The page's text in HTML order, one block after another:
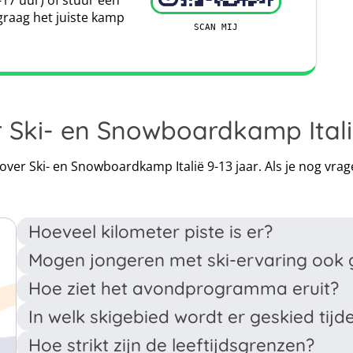
Leaflet|Map data ©OpenStreetMapcontributors
HanseMerkur, een gerenommeerde
maat biedt voor reizigers. Met een uitstekende
we de afgelopen jaren veel klanten veilig op reis
raden je onze 5-sterren premium verzekering aan
internationale ziektekostenverzekering.
het juiste kamp
SCAN MIJ
en Snowboardkamp
Ski- en Snowboardkamp Italië 9-13 jaar. Als je nog
Hoeveel kilometer piste is er?
Er is 65 kilometer aan piste.
Mogen jongeren met ski-ervaring ook
Nee, ze moeten steeds bij de begeleiders blijven.
Hoe ziet het avondprogramma eruit?
Kwis
Swingpaleis
In welk skigebied wordt er geskied
Hoe strikt zijn de leeftijdsgrenzen?